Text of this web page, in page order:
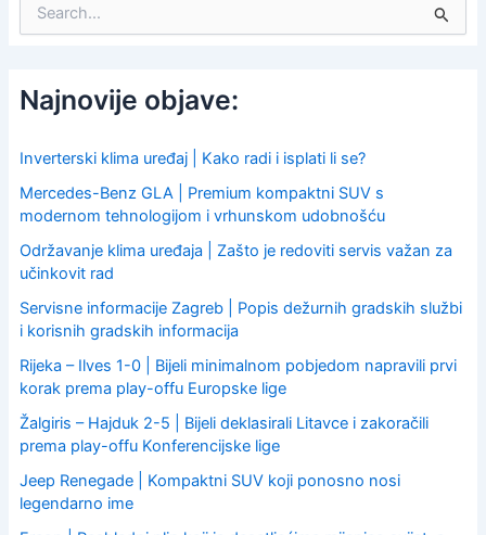
c
h
o
:
Najnovije objave:
Inverterski klima uređaj | Kako radi i isplati li se?
Mercedes-Benz GLA | Premium kompaktni SUV s
modernom tehnologijom i vrhunskom udobnošću
Održavanje klima uređaja | Zašto je redoviti servis važan za
učinkovit rad
Servisne informacije Zagreb | Popis dežurnih gradskih službi
i korisnih gradskih informacija
Rijeka – Ilves 1-0 | Bijeli minimalnom pobjedom napravili prvi
korak prema play-offu Europske lige
Žalgiris – Hajduk 2-5 | Bijeli deklasirali Litavce i zakoračili
prema play-offu Konferencijske lige
Jeep Renegade | Kompaktni SUV koji ponosno nosi
legendarno ime